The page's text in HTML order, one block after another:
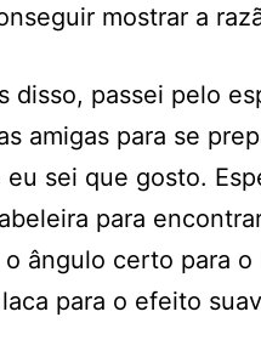
mostrar a
disso, passei pelo
amigas para se
eu sei que gosto.
para
ângulo certo para
para o efeito